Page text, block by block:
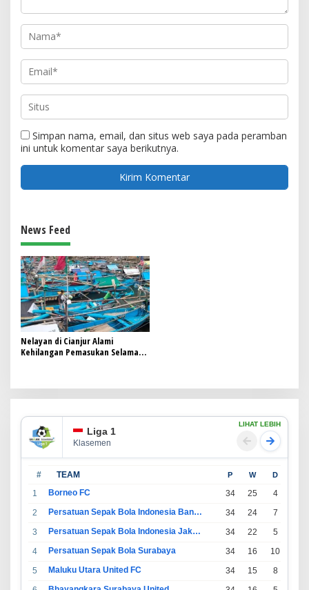
Simpan nama, email, dan situs web saya pada peramban
ini untuk komentar saya berikutnya.
News Feed
Nelayan di Cianjur Alami
Kehilangan Pemasukan Selama
Liga 1
Klasemen
LIHAT LEBIH
# TEAM P W D
1 Borneo FC 34 25 4
2
Persatuan Sepak Bola Indonesia Bandung 34 24 7
3
Persatuan Sepak Bola Indonesia Jakarta 34 22 5
4
Persatuan Sepak Bola Surabaya 34 16 10
5
Maluku Utara United FC 34 15 8